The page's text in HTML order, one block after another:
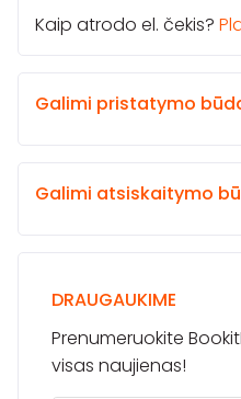
Kaip atrodo el. čekis?
Galimi pristatymo
Galimi atsiskaitymo
DRAUGAUKIME
Prenumeruokite
visas naujienas!